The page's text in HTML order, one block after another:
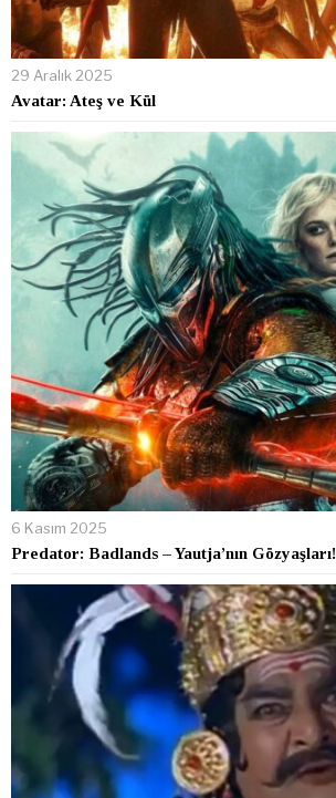
29 Aralık 2025
Avatar: Ateş ve Kül
6 Kasım 2025
Predator: Badlands – Yautja’nın Gözyaşları!